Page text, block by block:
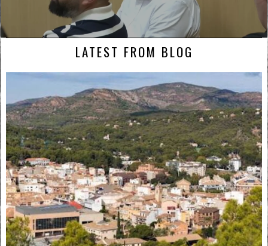
LATEST FROM BLOG